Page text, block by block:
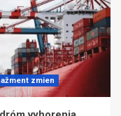
zmien